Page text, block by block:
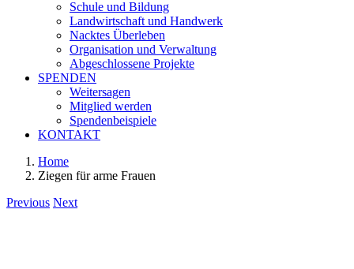
Schule und Bildung
Landwirtschaft und Handwerk
Nacktes Überleben
Organisation und Verwaltung
Abgeschlossene Projekte
SPENDEN
Weitersagen
Mitglied werden
Spendenbeispiele
KONTAKT
Home
Ziegen für arme Frauen
Previous Next